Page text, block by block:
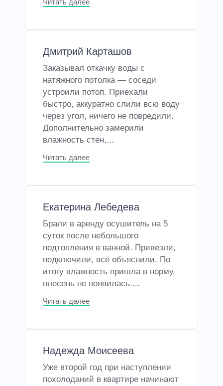
Читать далее
Дмитрий Карташов
Заказывал откачку воды с
натяжного потолка — соседи
устроили потоп. Приехали
быстро, аккуратно слили всю воду
через угол, ничего не повредили.
Дополнительно замерили
влажность стен,...
Читать далее
Екатерина Лебедева
Брали в аренду осушитель на 5
суток после небольшого
подтопления в ванной. Привезли,
подключили, всё объяснили. По
итогу влажность пришла в норму,
плесень не появилась....
Читать далее
Надежда Моисеева
Уже второй год при наступлении
похолоданий в квартире начинают